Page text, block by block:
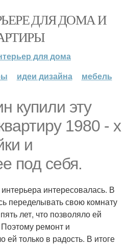
ДЛЯ ДОМА И
для дома
идеи дизайна мебель
купили эту
1980 - х
и
под себя.
интересовалась. В
переделывать свою комнату
лет, что позволяло ей
ремонт и
ей только в радость. В итоге